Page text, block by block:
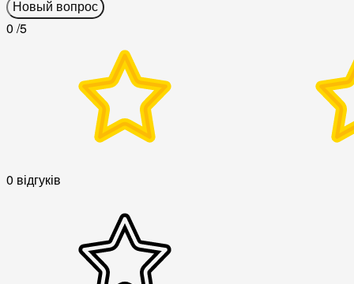
Новый вопрос
0 /5
0 відгуків